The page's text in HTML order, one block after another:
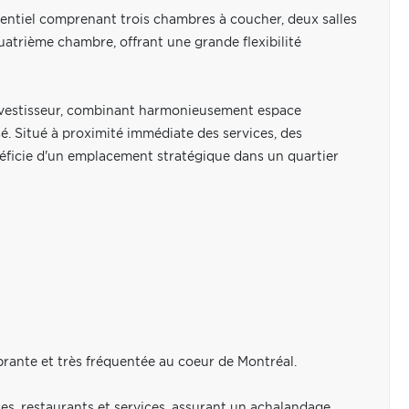
comprenant trois chambres à coucher, deux salles
chambre, offrant une grande flexibilité
combinant harmonieusement espace
Situé à proximité immédiate des services, des
d'un emplacement stratégique dans un quartier
et très fréquentée au coeur de Montréal.